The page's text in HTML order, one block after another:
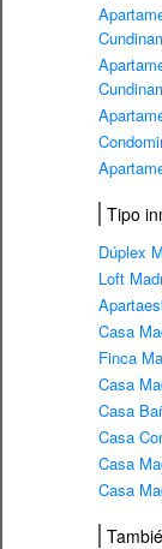
Tipo
Dúplex
Loft
Casa
Finca
Casa
Casa
Casa
Casa
Casa